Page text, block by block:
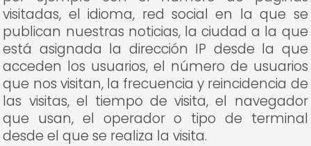
visitadas, el idioma, red social en la que se
publican nuestras noticias, la ciudad a la que
está asignada la dirección IP desde la que
acceden los usuarios, el número de usuarios
que nos visitan, la frecuencia y reincidencia de
las visitas, el tiempo de visita, el navegador
que usan, el operador o tipo de terminal
desde el que se realiza la visita.